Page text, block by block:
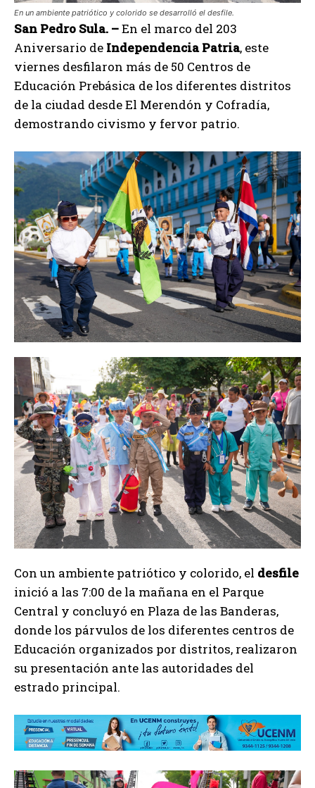
En un ambiente patriótico y colorido se desarrolló el desfile.
San Pedro Sula. –En el marco del 203
Aniversario de Independencia Patria, este
viernes desfilaron más de 50 Centros de
Educación Prebásica de los diferentes distritos
de la ciudad desde El Merendón y Cofradía,
demostrando civismo y fervor patrio.
Con un ambiente patriótico y colorido, el desfile
inició a las 7:00 de la mañana en el Parque
Central y concluyó en Plaza de las Banderas,
donde los párvulos de los diferentes centros de
Educación organizados por distritos, realizaron
su presentación ante las autoridades del
estrado principal.